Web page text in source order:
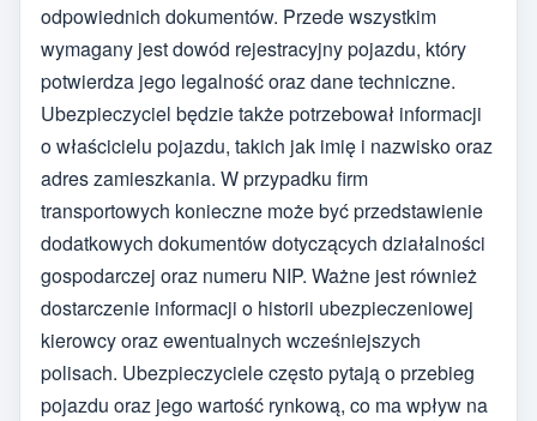
odpowiednich dokumentów. Przede wszystkim
wymagany jest dowód rejestracyjny pojazdu, który
potwierdza jego legalność oraz dane techniczne.
Ubezpieczyciel będzie także potrzebował informacji
o właścicielu pojazdu, takich jak imię i nazwisko oraz
adres zamieszkania. W przypadku firm
transportowych konieczne może być przedstawienie
dodatkowych dokumentów dotyczących działalności
gospodarczej oraz numeru NIP. Ważne jest również
dostarczenie informacji o historii ubezpieczeniowej
kierowcy oraz ewentualnych wcześniejszych
polisach. Ubezpieczyciele często pytają o przebieg
pojazdu oraz jego wartość rynkową, co ma wpływ na